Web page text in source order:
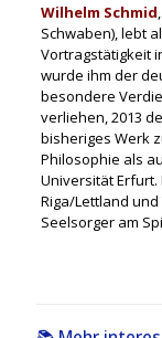
Wilhelm Schmid
Schwaben), lebt
Vortragstätigkeit
wurde ihm der
besondere
verliehen, 2013
bisheriges Werk
Philosophie als
Universität Erfurt.
Riga/Lettland
Seelsorger am